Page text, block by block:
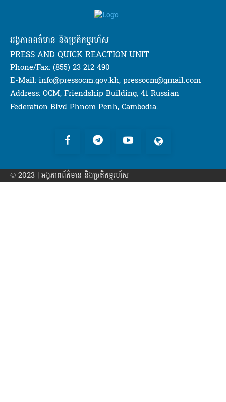
អង្គភាពពត៌មាន និងប្រតិកម្មរហ័ស
PRESS AND QUICK REACTION UNIT
Phone/Fax: (855) 23 212 490
E-Mail: info@pressocm.gov.kh, pressocm@gmail.com
Address: OCM, Friendship Building, 41 Russian
Federation Blvd Phnom Penh, Cambodia.
© 2023 | អង្គភាព​ព័ត៌មាន​ និងប្រតិកម្មរហ័ស